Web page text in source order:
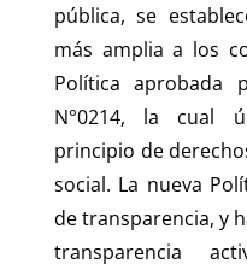
pública, se
más amplia a los
Política aprobada
N°0214, la cual
principio de
social. La nueva
de transparencia, y
transparencia